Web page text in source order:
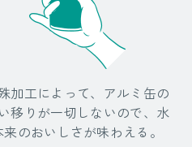
加工によって、アルミ缶の
移りが一切しないので、水
来のおいしさが味わえる。